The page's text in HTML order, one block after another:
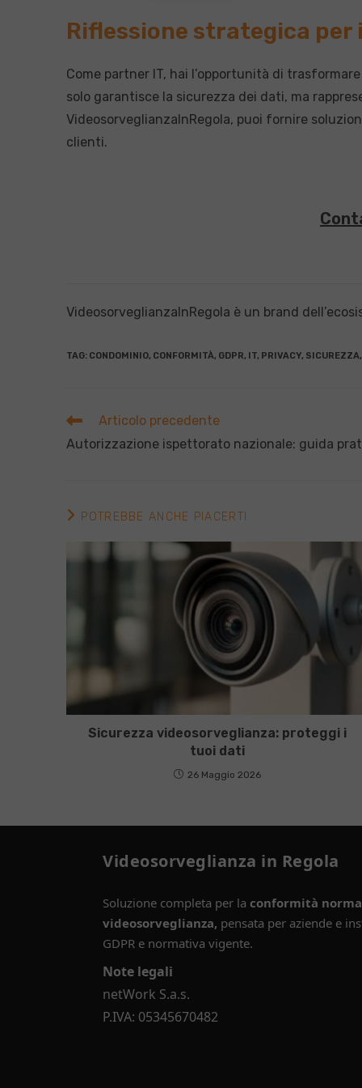
Riflessione strategica per
Come partner IT, hai l’opportunità di
solo garantisce la sicurezza dei dati, ma
VideosorveglianzaInRegola, puoi fornire
clienti.
VideosorveglianzaInRegola è un brand
TAG: CONDOMINIO, CONFORMITÀ, GDPR, IT, PRIVACY, SICUREZZA,
Leggi
altri
articoli
Articolo precedente
Autorizzazione ispettorato nazionale: guida
POTREBBE ANCHE PIACERTI
Sicurezza videosorveglianza: proteggi i
tuoi dati
26 Maggio 2026
Videosorveglianza in Regola
Soluzione completa per la conformità
videosorveglianza, pensata per aziende e
GDPR e normativa vigente.
Note legali
netWork S.a.s.
P.IVA: 05345670482